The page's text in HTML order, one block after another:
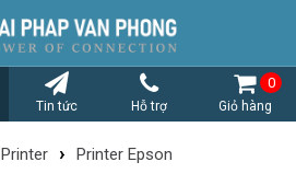
Tin tức Hỗ trợ Giỏ hàng
0
Printer › Printer Epson